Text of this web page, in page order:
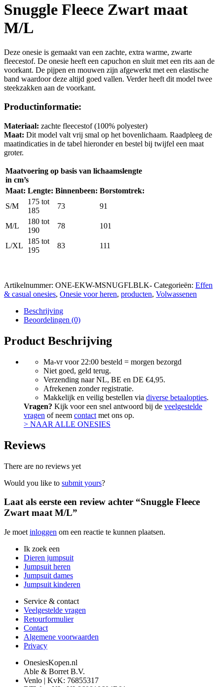
Snuggle Fleece Zwart maat
M/L
Deze onesie is gemaakt van een zachte, extra warme, zwarte
fleecestof. De onesie heeft een capuchon en sluit met een rits aan de
voorkant. De pijpen en mouwen zijn afgewerkt met een elastische
band waardoor deze altijd goed vallen. Verder heeft dit model twee
steekzakken aan de voorkant.
Productinformatie:
Materiaal: zachte fleecestof (100% polyester)
Maat: Dit model valt vrij smal op het bovenlichaam. Raadpleeg de
maatindicaties in de tabel hieronder en bestel bij twijfel een maat
groter.
Maatvoering op basis van lichaamslengte
in cm’s
Maat: Lengte: Binnenbeen: Borstomtrek:
S/M
175 tot
185
73 91
M/L
180 tot
190
78 101
L/XL
185 tot
195
83 111
Artikelnummer: ONE-EKW-MSNUGFLBLK- Categorieën: Effen
& casual onesies, Onesie voor heren, producten, Volwassenen
Beschrijving
Beoordelingen (0)
Product Beschrijving
Ma-vr voor 22:00 besteld = morgen bezorgd
Niet goed, geld terug.
Verzending naar NL, BE en DE €4,95.
Afrekenen zonder registratie.
Makkelijk en veilig bestellen via diverse betaalopties.
Vragen? Kijk voor een snel antwoord bij de veelgestelde
vragen of neem contact met ons op.
> NAAR ALLE ONESIES
Reviews
There are no reviews yet
Would you like to submit yours?
Laat als eerste een review achter “Snuggle Fleece
Zwart maat M/L”
Je moet inloggen om een reactie te kunnen plaatsen.
Ik zoek een
Dieren jumpsuit
Jumpsuit heren
Jumpsuit dames
Jumpsuit kinderen
Service & contact
Veelgestelde vragen
Retourformulier
Contact
Algemene voorwaarden
Privacy
OnesiesKopen.nl
Able & Borret B.V.
Venlo | KvK: 76855317